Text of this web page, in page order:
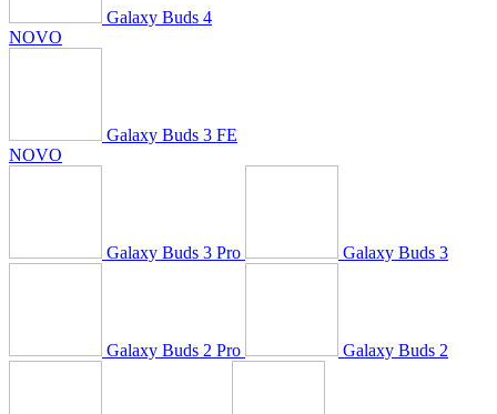
Galaxy Buds 4
NOVO
Galaxy Buds 3 FE
NOVO
Galaxy Buds 3 Pro Galaxy Buds 3
Galaxy Buds 2 Pro Galaxy Buds 2